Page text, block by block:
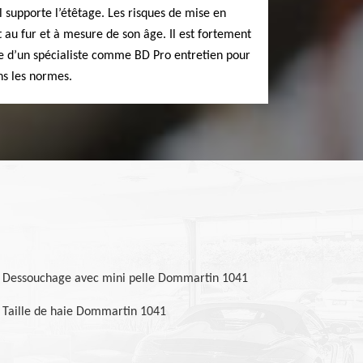
l’étêtage. Les risques de mise en
fur et à mesure de son âge. Il est fortement
spécialiste comme BD Pro entretien pour
les normes.
Dessouchage avec mini pelle Dommartin 1041
Taille de haie Dommartin 1041